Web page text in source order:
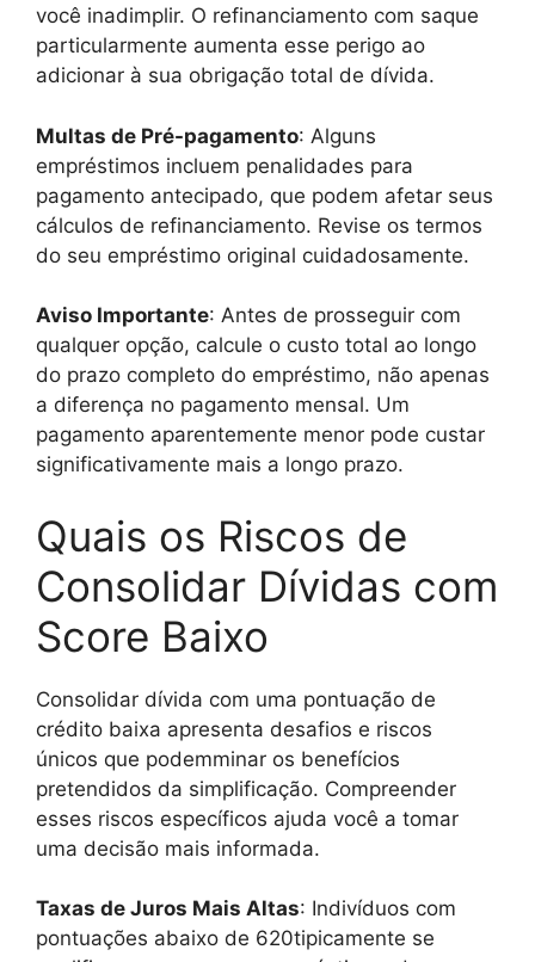
você inadimplir. O refinanciamento com saque
particularmente aumenta esse perigo ao
adicionar à sua obrigação total de dívida.
Multas de Pré-pagamento: Alguns
empréstimos incluem penalidades para
pagamento antecipado, que podem afetar seus
cálculos de refinanciamento. Revise os termos
do seu empréstimo original cuidadosamente.
Aviso Importante: Antes de prosseguir com
qualquer opção, calcule o custo total ao longo
do prazo completo do empréstimo, não apenas
a diferença no pagamento mensal. Um
pagamento aparentemente menor pode custar
significativamente mais a longo prazo.
Quais os Riscos de
Consolidar Dívidas com
Score Baixo
Consolidar dívida com uma pontuação de
crédito baixa apresenta desafios e riscos
únicos que podemminar os benefícios
pretendidos da simplificação. Compreender
esses riscos específicos ajuda você a tomar
uma decisão mais informada.
Taxas de Juros Mais Altas: Indivíduos com
pontuações abaixo de 620tipicamente se